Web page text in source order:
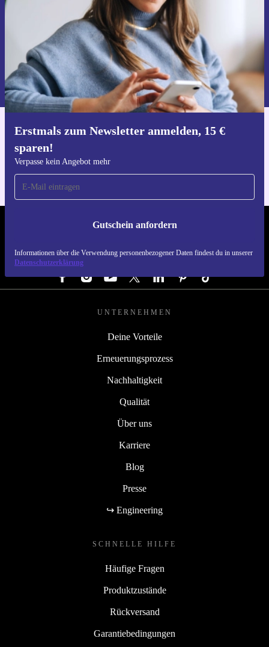
Erstmals zum Newsletter anmelden, 15 €
sparen!
Verpasse kein Angebot mehr
Gutschein anfordern
Informationen über die Verwendung personenbezogener Daten findest du in unserer
Datenschutzerklärung
Gutschein anfordern
Informationen über die Verwendung personenbezogener Daten findest
du in unserer
Datenschutzerklärung.
Hol dir die refurbed-App
REFURBED DEUTSCHLAND - RETHINK NEW.
FOLGE UNS
UNTERNEHMEN
Deine Vorteile
Erneuerungsprozess
Nachhaltigkeit
Qualität
Über uns
Karriere
Blog
Presse
↪ Engineering
SCHNELLE HILFE
Häufige Fragen
Produktzustände
Rückversand
Garantiebedingungen